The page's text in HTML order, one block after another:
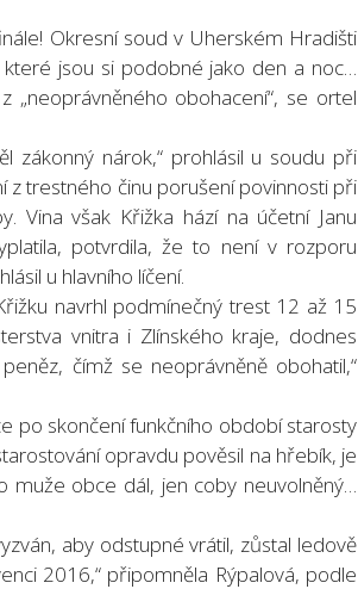
Okresní soud v Uherském Hradišti
jsou si podobné jako den a noc…
„neoprávněného obohacení“, se ortel
zákonný nárok,“ prohlásil u soudu při
z trestného činu porušení povinnosti při
Vina však Křižka hází na účetní Janu
potvrdila, že to není v rozporu
u hlavního líčení.
navrhl podmínečný trest 12 až 15
vnitra i Zlínského kraje, dodnes
čímž se neoprávněně obohatil,“
po skončení funkčního období starosty
opravdu pověsil na hřebík, je
muže obce dál, jen coby neuvolněný…
aby odstupné vrátil, zůstal ledově
2016,“ připomněla Rýpalová, podle